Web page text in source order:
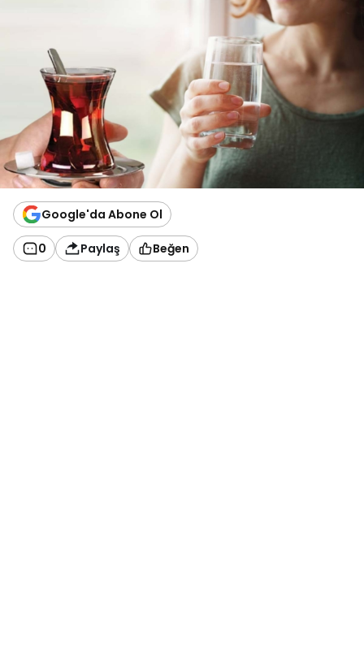
Google'da Abone Ol
0 Paylaş Beğen